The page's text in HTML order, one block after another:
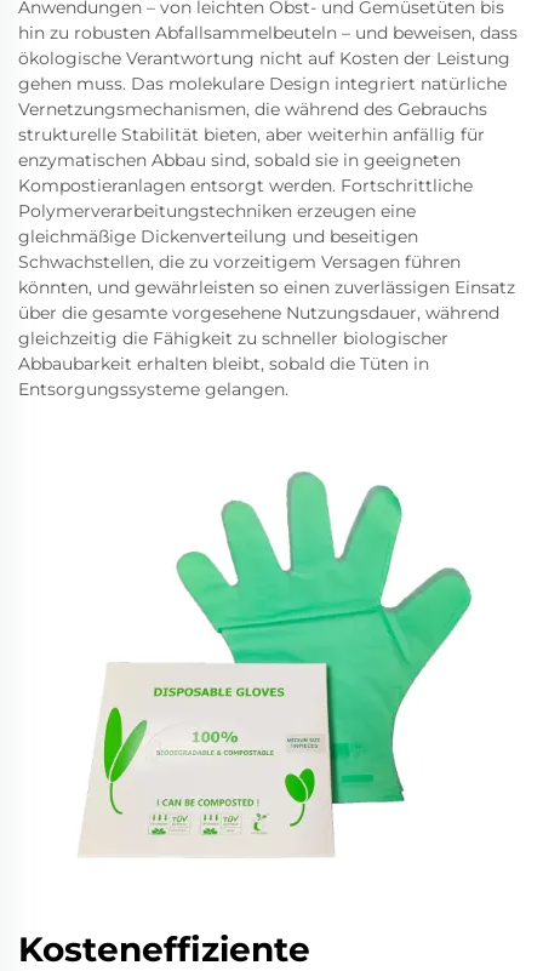
Anwendungen – von leichten Obst- und Gemüsetüten bis
hin zu robusten Abfallsammelbeuteln – und beweisen, dass
ökologische Verantwortung nicht auf Kosten der Leistung
gehen muss. Das molekulare Design integriert natürliche
Vernetzungsmechanismen, die während des Gebrauchs
strukturelle Stabilität bieten, aber weiterhin anfällig für
enzymatischen Abbau sind, sobald sie in geeigneten
Kompostieranlagen entsorgt werden. Fortschrittliche
Polymerverarbeitungstechniken erzeugen eine
gleichmäßige Dickenverteilung und beseitigen
Schwachstellen, die zu vorzeitigem Versagen führen
könnten, und gewährleisten so einen zuverlässigen Einsatz
über die gesamte vorgesehene Nutzungsdauer, während
gleichzeitig die Fähigkeit zu schneller biologischer
Abbaubarkeit erhalten bleibt, sobald die Tüten in
Entsorgungssysteme gelangen.
Kosteneffiziente